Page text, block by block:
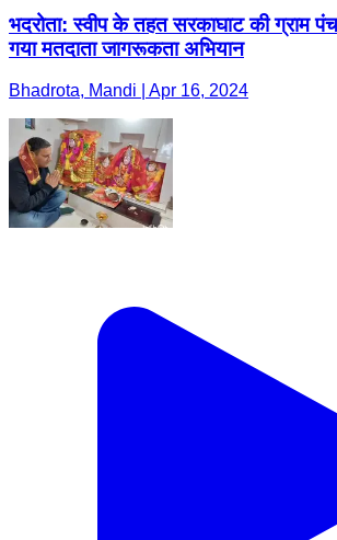
भदरोता: स्वीप के तहत सरकाघाट की ग्राम
गया मतदाता जागरूकता अभियान
Bhadrota, Mandi | Apr 16, 2024